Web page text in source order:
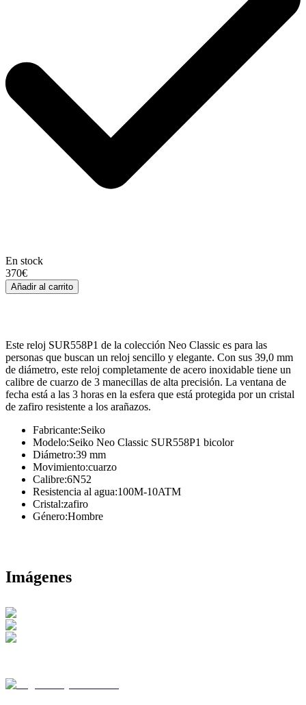
En stock
370€
Añadir al carrito
Este reloj SUR558P1 de la colección Neo Classic es para las
personas que buscan un reloj sencillo y elegante. Con sus 39,0 mm
de diámetro, este reloj completamente de acero inoxidable tiene un
calibre de cuarzo de 3 manecillas de alta precisión. La ventana de
fecha está a las 3 horas en la esfera que está protegida por un cristal
de zafiro resistente a los arañazos.
Fabricante:Seiko
Modelo:Seiko Neo Classic SUR558P1 bicolor
Diámetro:39 mm
Movimiento:cuarzo
Calibre:6N52
Resistencia al agua:100M-10ATM
Cristal:zafiro
Género:Hombre
Imágenes